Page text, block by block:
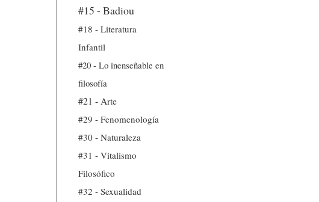
#15 - Badiou
#18 - Literatura
Infantil
#20 - Lo inenseñable en
filosofía
#21 - Arte
#29 - Fenomenología
#30 - Naturaleza
#31 - Vitalismo
Filosófico
#32 - Sexualidad